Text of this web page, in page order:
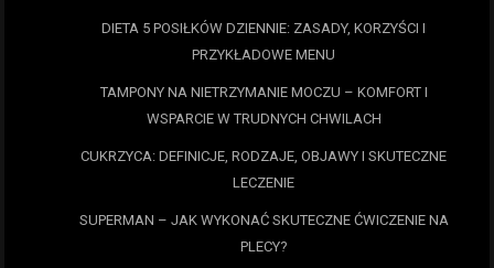
DIETA 5 POSIŁKÓW DZIENNIE: ZASADY, KORZYŚCI I
PRZYKŁADOWE MENU
TAMPONY NA NIETRZYMANIE MOCZU – KOMFORT I
WSPARCIE W TRUDNYCH CHWILACH
CUKRZYCA: DEFINICJE, RODZAJE, OBJAWY I SKUTECZNE
LECZENIE
SUPERMAN – JAK WYKONAĆ SKUTECZNE ĆWICZENIE NA
PLECY?